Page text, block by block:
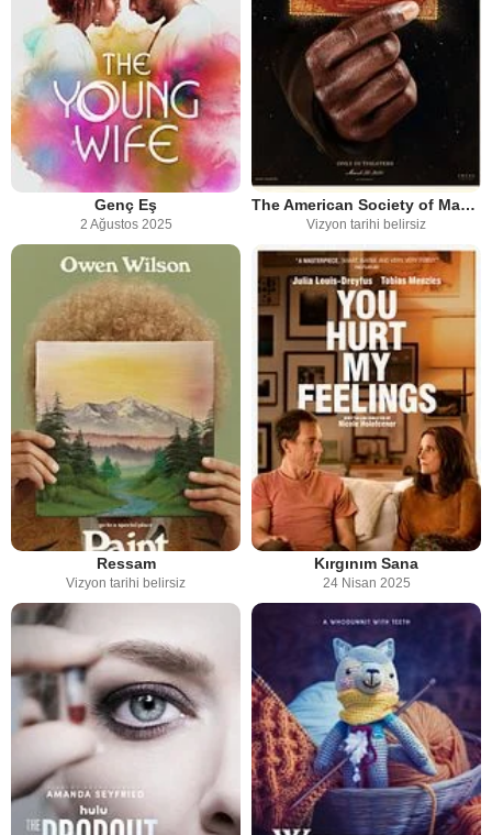
Genç Eş
2 Ağustos 2025
The American Society of Magical Negroes
Vizyon tarihi belirsiz
Ressam
Vizyon tarihi belirsiz
Kırgınım Sana
24 Nisan 2025